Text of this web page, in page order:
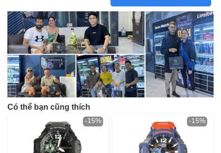
Có thể bạn cũng thích
-15% -15%